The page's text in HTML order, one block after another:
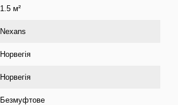
1.5 м²
Nexans
Норвегія
Норвегія
Безмуфтове